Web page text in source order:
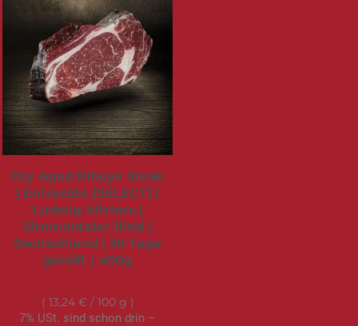
Dry Aged Ribeye Steak
| Entrecôte [SELECT] |
Ludwig Allstars |
Simmentaler Rind |
Deutschland | 30 Tage
gereift | 400g
13,24 €/ 100 g
7% USt. sind schon drin –